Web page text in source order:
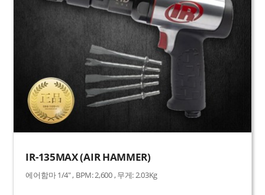
IR-135MAX (AIR HAMMER)
에어함마 1/4" , BPM: 2,600 , 무게: 2.03Kg